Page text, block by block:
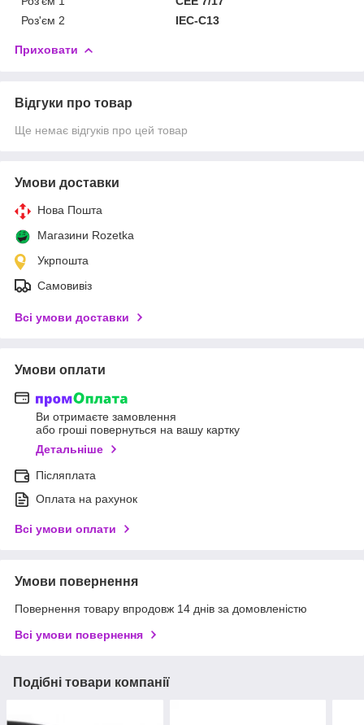
Роз'єм 2
IEC-C13
Приховати
Відгуки про товар
Ще немає відгуків про цей товар
Умови доставки
Нова Пошта
Магазини Rozetka
Укрпошта
Самовивіз
Всі умови доставки
Умови оплати
Ви отримаєте замовлення
або гроші повернуться на вашу картку
Детальніше
Післяплата
Оплата на рахунок
Всі умови оплати
Умови повернення
Повернення товару впродовж 14 днів за домовленістю
Всі умови повернення
Подібні товари компанії